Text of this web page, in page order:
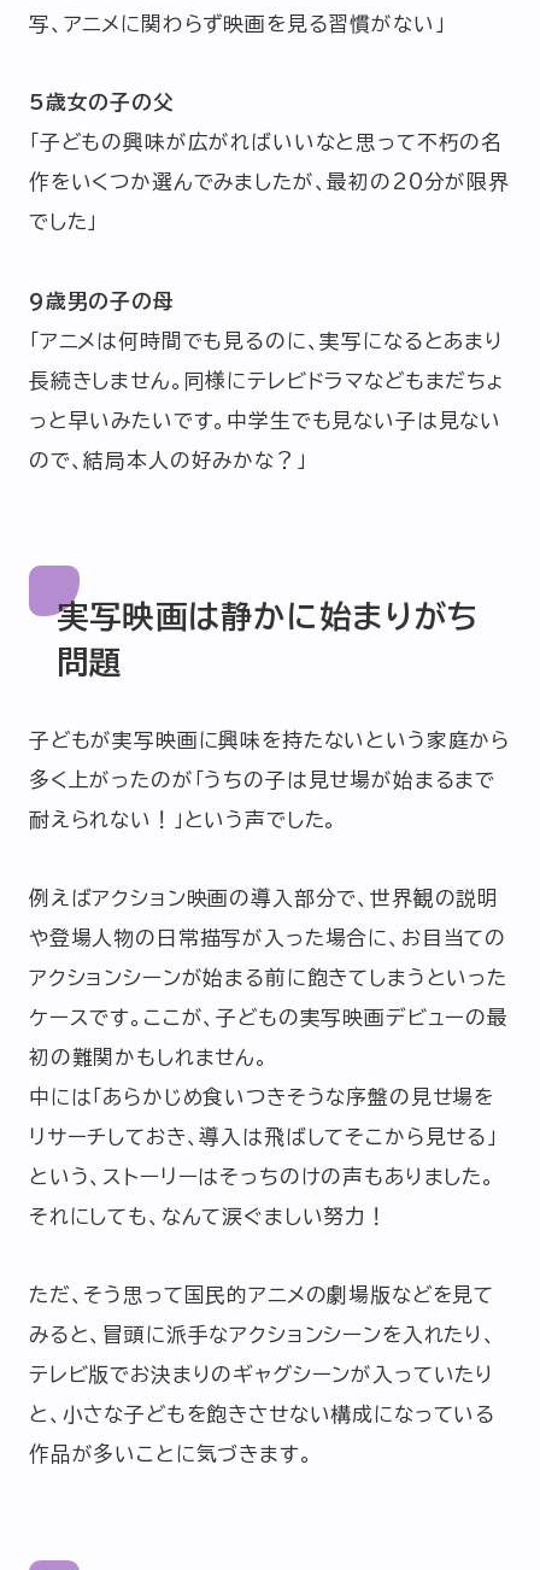
写、アニメに関わらず映画を見る習慣がない」
5歳女の子の父
「子どもの興味が広がればいいなと思って不朽の名
作をいくつか選んでみましたが、最初の20分が限界
でした」
9歳男の子の母
「アニメは何時間でも見るのに、実写になるとあまり
長続きしません。同様にテレビドラマなどもまだちょ
っと早いみたいです。中学生でも見ない子は見ない
ので、結局本人の好みかな？」
実写映画は静かに始まりがち
問題
子どもが実写映画に興味を持たないという家庭から
多く上がったのが「うちの子は見せ場が始まるまで
耐えられない！」という声でした。
例えばアクション映画の導入部分で、世界観の説明
や登場人物の日常描写が入った場合に、お目当ての
アクションシーンが始まる前に飽きてしまうといった
ケースです。ここが、子どもの実写映画デビューの最
初の難関かもしれません。
中には「あらかじめ食いつきそうな序盤の見せ場を
リサーチしておき、導入は飛ばしてそこから見せる」
という、ストーリーはそっちのけの声もありました。
それにしても、なんて涙ぐましい努力！
ただ、そう思って国民的アニメの劇場版などを見て
みると、冒頭に派手なアクションシーンを入れたり、
テレビ版でお決まりのギャグシーンが入っていたり
と、小さな子どもを飽きさせない構成になっている
作品が多いことに気づきます。